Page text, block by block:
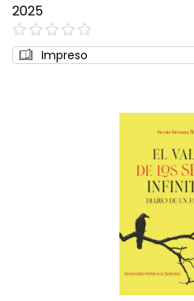
2025
0%
Impreso